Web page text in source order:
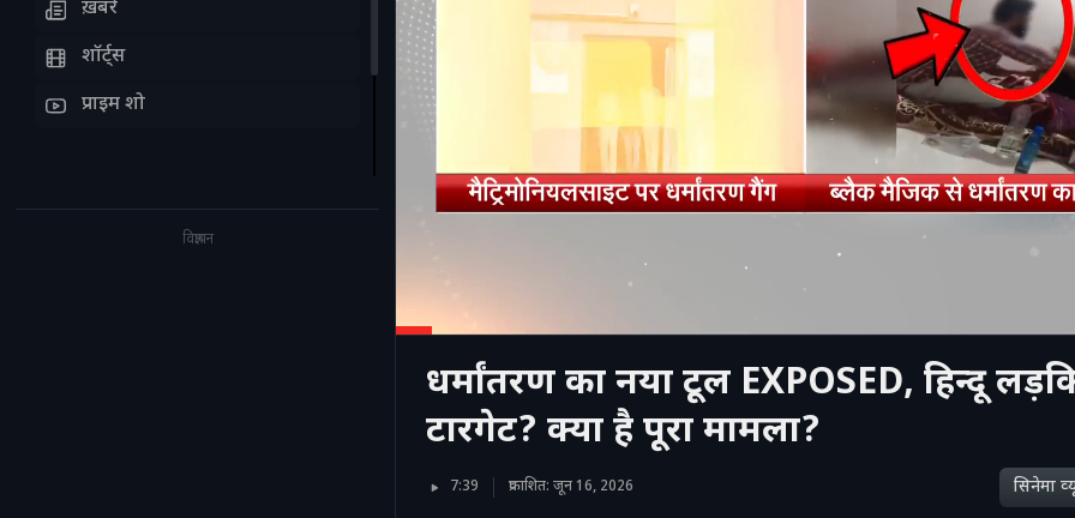
ख़बरें
शॉर्ट्स
प्राइम शो
विज्ञापन
धर्मांतरण का नया टूल EXPOSED, हिन्दू
टारगेट? क्या है पूरा मामला?
7:39 प्रकाशित: जून 16, 2026 सिनेमा